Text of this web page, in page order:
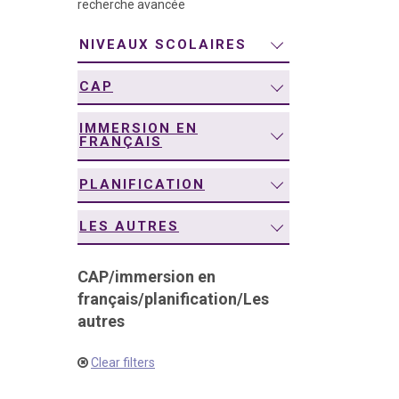
recherche avancée
NIVEAUX SCOLAIRES
CAP
IMMERSION EN
FRANÇAIS
PLANIFICATION
LES AUTRES
CAP/immersion en
français/planification/Les
autres
Clear filters